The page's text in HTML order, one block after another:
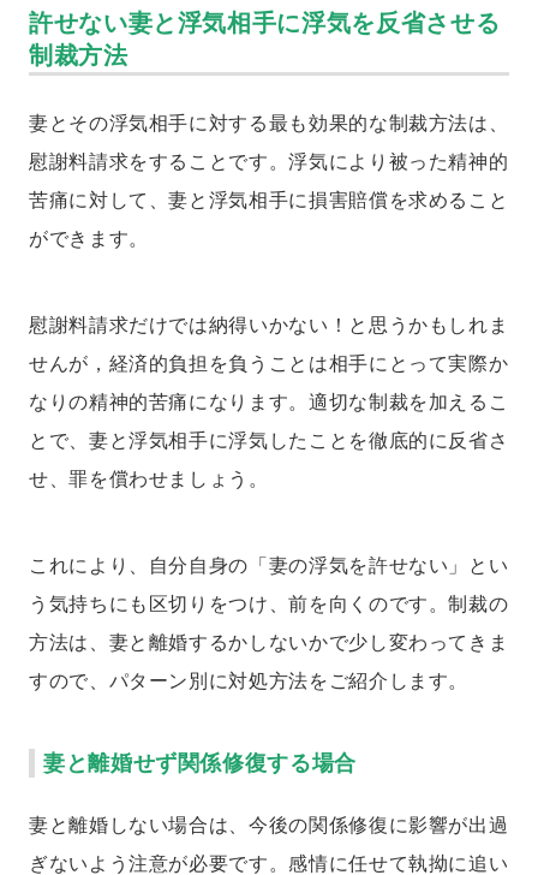
許せない妻と浮気相手に浮気を反省させる
制裁方法
妻とその浮気相手に対する最も効果的な制裁方法は、
慰謝料請求をすることです。浮気により被った精神的
苦痛に対して、妻と浮気相手に損害賠償を求めること
ができます。
慰謝料請求だけでは納得いかない！と思うかもしれま
せんが，経済的負担を負うことは相手にとって実際か
なりの精神的苦痛になります。適切な制裁を加えるこ
とで、妻と浮気相手に浮気したことを徹底的に反省さ
せ、罪を償わせましょう。
これにより、自分自身の「妻の浮気を許せない」とい
う気持ちにも区切りをつけ、前を向くのです。制裁の
方法は、妻と離婚するかしないかで少し変わってきま
すので、パターン別に対処方法をご紹介します。
妻と離婚せず関係修復する場合
妻と離婚しない場合は、今後の関係修復に影響が出過
ぎないよう注意が必要です。感情に任せて執拗に追い